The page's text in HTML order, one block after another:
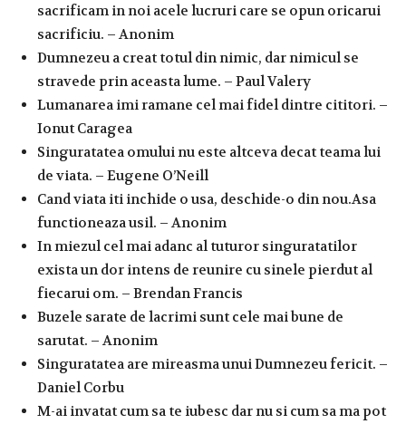
sacrificam in noi acele lucruri care se opun oricarui
sacrificiu. – Anonim
Dumnezeu a creat totul din nimic, dar nimicul se
stravede prin aceasta lume. – Paul Valery
Lumanarea imi ramane cel mai fidel dintre cititori. –
Ionut Caragea
Singuratatea omului nu este altceva decat teama lui
de viata. – Eugene O’Neill
Cand viata iti inchide o usa, deschide-o din nou.Asa
functioneaza usil. – Anonim
In miezul cel mai adanc al tuturor singuratatilor
exista un dor intens de reunire cu sinele pierdut al
fiecarui om. – Brendan Francis
Buzele sarate de lacrimi sunt cele mai bune de
sarutat. – Anonim
Singuratatea are mireasma unui Dumnezeu fericit. –
Daniel Corbu
M-ai invatat cum sa te iubesc dar nu si cum sa ma pot